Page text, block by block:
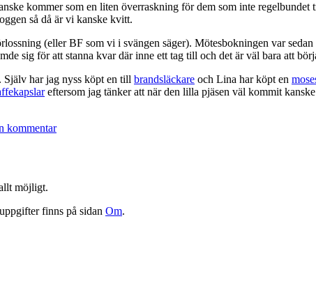
kommer som en liten överraskning för dem som inte
så då är vi kanske kvitt.
(eller BF som vi i svängen säger). Mötesbokningen var
sig för att stanna kvar där inne ett tag till och det är väl bara att
Själv har jag nyss köpt en till brandsläckare och Lina har köpt en
eftersom jag tänker att när den lilla pjäsen väl kommit
kommentar
möjligt.
finns på sidan Om.